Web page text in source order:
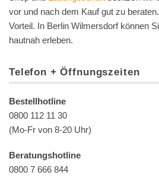
vor und nach dem Kauf gut zu
Vorteil. In Berlin Wilmersdorf können
hautnah erleben.
Telefon + Öffnungszeiten
Bestellhotline
0800 112 11 30
(Mo-Fr von 8-20 Uhr)
Beratungshotline
0800 7 666 844